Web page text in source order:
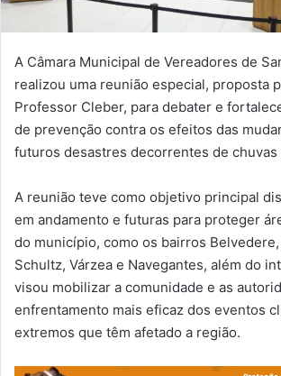
A Câmara Municipal de Vereadores de
realizou uma reunião especial, proposta
Professor Cleber, para debater e
de prevenção contra os efeitos das
futuros desastres decorrentes de chuvas
A reunião teve como objetivo principal
em andamento e futuras para proteger
do município, como os bairros
Schultz, Várzea e Navegantes, além do
visou mobilizar a comunidade e as
enfrentamento mais eficaz dos eventos
extremos que têm afetado a região.